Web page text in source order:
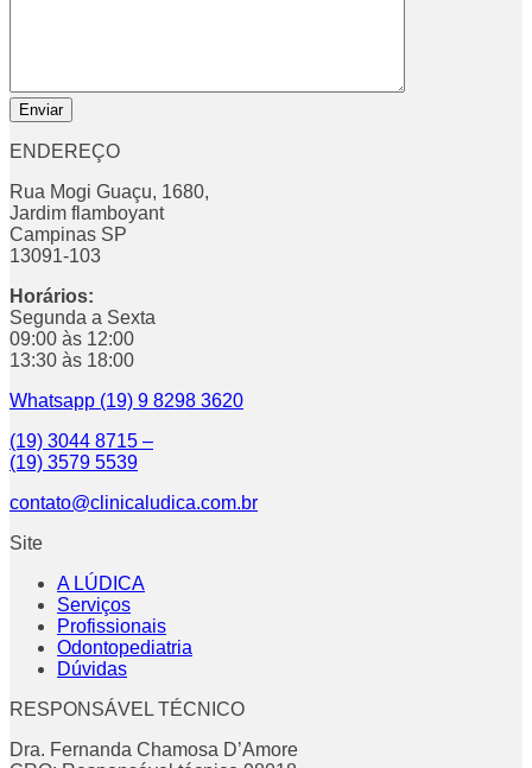
ENDEREÇO
Rua Mogi Guaçu, 1680,
Jardim flamboyant
Campinas SP
13091-103
Horários:
Segunda a Sexta
09:00 às 12:00
13:30 às 18:00
Whatsapp (19) 9 8298 3620
(19) 3044 8715 –
(19) 3579 5539
contato@clinicaludica.com.br
Site
A LÚDICA
Serviços
Profissionais
Odontopediatria
Dúvidas
RESPONSÁVEL TÉCNICO
Dra. Fernanda Chamosa D’Amore